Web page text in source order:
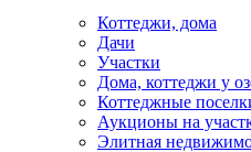
Коттеджи, дома
Дачи
Участки
Дома, коттеджи у
Коттеджные
Аукционы на
Элитная